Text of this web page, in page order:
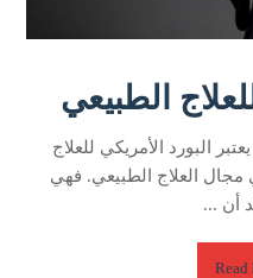
الطبيعي
البورد الأمريكي للعلاج
مجال العلاج الطبيعي. فهي
أن ...
Read